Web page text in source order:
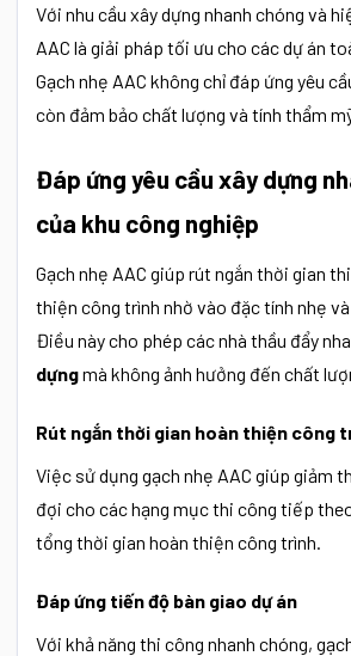
Với nhu cầu xây dựng nhanh chóng và
AAC là giải pháp tối ưu cho các dự án
Gạch nhẹ AAC không chỉ đáp ứng yêu
còn đảm bảo chất lượng và tính thẩm
Đáp ứng yêu cầu xây dựng
của khu công nghiệp
Gạch nhẹ AAC giúp rút ngắn thời gian
thiện công trình nhờ vào đặc tính nhẹ
Điều này cho phép các nhà thầu đẩy
dựngmà không ảnh hưởng đến chất
Rút ngắn thời gian hoàn thiện công
Việc sử dụng gạch nhẹ AAC giúp giảm
đợi cho các hạng mục thi công tiếp
tổng thời gian hoàn thiện công trình.
Đáp ứng tiến độ bàn giao dự án
Với khả năng thi công nhanh chóng,